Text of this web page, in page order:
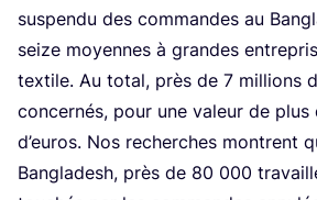
sus­pen­du des com­mandes au
seize moyennes à grandes
tex­tile. Au total, près de 7 mil­lions
concer­nés, pour une valeur de plus
d’eu­ros. Nos recherches montrent
Ban­gla­desh, près de 80 000